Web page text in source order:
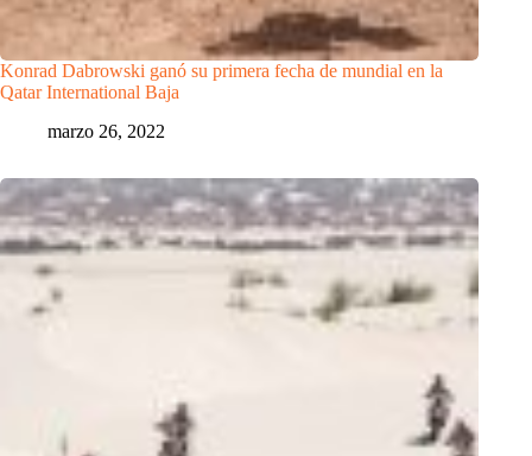
Konrad Dabrowski ganó su primera fecha de mundial en la
Qatar International Baja
marzo 26, 2022